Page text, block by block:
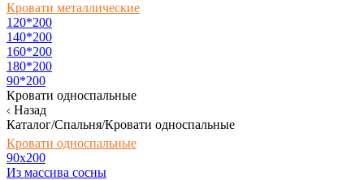
Кровати металлические
120*200
140*200
160*200
180*200
90*200
Кровати односпальные
Назад
Каталог/Спальня/Кровати односпальные
Кровати односпальные
90х200
Из массива сосны